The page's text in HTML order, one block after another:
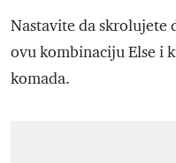
Nastavite da skrolujete
ovu kombinaciju Else i
komada.